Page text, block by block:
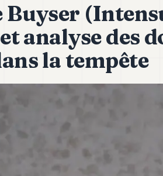
Buyser
analyse des
la tempête